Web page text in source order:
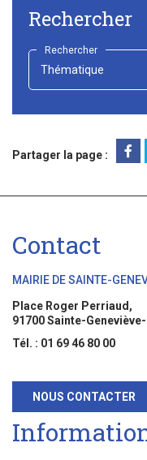
Rechercher
Rechercher
Choisir
Partager la page :
Contact
MAIRIE DE SAINTE-
Place Roger Perriaud,
91700 Sainte-
Tél. : 01 69 46 80 00
NOUS CONTACTER